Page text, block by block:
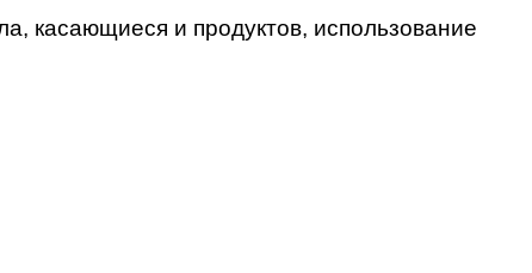
касающиеся и продуктов, использование